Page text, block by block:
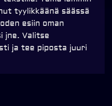
tyylikkäänä säässä
esiin oman
jne. Valitse
ja tee piposta juuri